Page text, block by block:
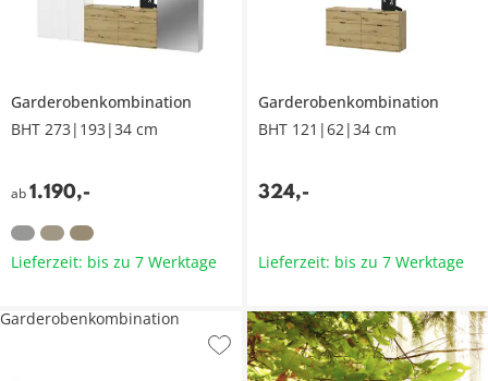
Garderobenkombination
BHT 273|193|34 cm
ab1.190,-
Lieferzeit: bis zu 7 Werktage
Garderobenkombination
BHT 121|62|34 cm
324,-
Lieferzeit: bis zu 7 Werktage
Garderobenkombination